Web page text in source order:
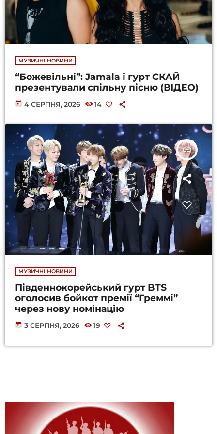
МУЗИЧНІ НОВИНИ
“Божевільні”: Jamala і гурт СКАЙ
презентували спільну пісню (ВІДЕО)
today 4 СЕРПНЯ, 2026 14
insert_link
МУЗИЧНІ НОВИНИ
Південнокорейський гурт BTS
оголосив бойкот премії “Греммі”
через нову номінацію
today 3 СЕРПНЯ, 2026 19